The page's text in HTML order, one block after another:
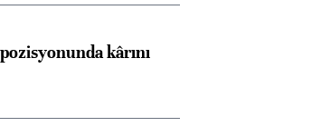
kârını